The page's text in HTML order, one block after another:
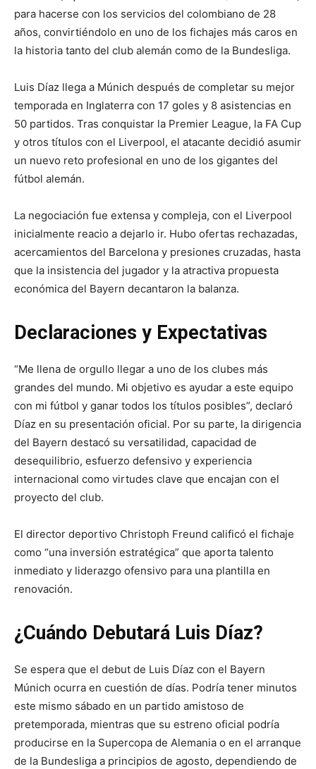
para hacerse con los servicios del colombiano de 28
años, convirtiéndolo en uno de los fichajes más caros en
la historia tanto del club alemán como de la Bundesliga.
Luis Díaz llega a Múnich después de completar su mejor
temporada en Inglaterra con 17 goles y 8 asistencias en
50 partidos. Tras conquistar la Premier League, la FA Cup
y otros títulos con el Liverpool, el atacante decidió asumir
un nuevo reto profesional en uno de los gigantes del
fútbol alemán.
La negociación fue extensa y compleja, con el Liverpool
inicialmente reacio a dejarlo ir. Hubo ofertas rechazadas,
acercamientos del Barcelona y presiones cruzadas, hasta
que la insistencia del jugador y la atractiva propuesta
económica del Bayern decantaron la balanza.
Declaraciones y Expectativas
“Me llena de orgullo llegar a uno de los clubes más
grandes del mundo. Mi objetivo es ayudar a este equipo
con mi fútbol y ganar todos los títulos posibles”, declaró
Díaz en su presentación oficial. Por su parte, la dirigencia
del Bayern destacó su versatilidad, capacidad de
desequilibrio, esfuerzo defensivo y experiencia
internacional como virtudes clave que encajan con el
proyecto del club.
El director deportivo Christoph Freund calificó el fichaje
como “una inversión estratégica” que aporta talento
inmediato y liderazgo ofensivo para una plantilla en
renovación.
¿Cuándo Debutará Luis Díaz?
Se espera que el debut de Luis Díaz con el Bayern
Múnich ocurra en cuestión de días. Podría tener minutos
este mismo sábado en un partido amistoso de
pretemporada, mientras que su estreno oficial podría
producirse en la Supercopa de Alemania o en el arranque
de la Bundesliga a principios de agosto, dependiendo de